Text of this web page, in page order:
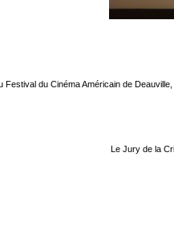
Festival du Cinéma Américain de
Le Jury de la